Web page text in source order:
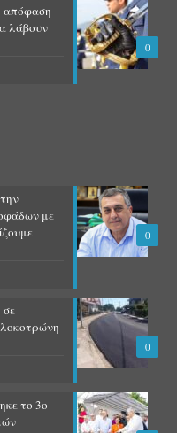
0
απόφαση
λάβουν
0
με
0
το 3ο